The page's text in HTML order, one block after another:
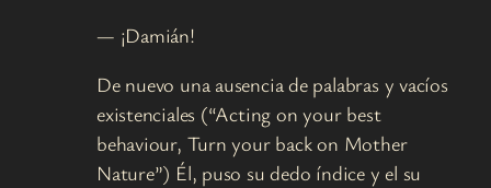
— ¡Damián!
De nuevo una ausencia de palabras y vacíos
existenciales (“Acting on your best
behaviour, Turn your back on Mother
Nature”) Él, puso su dedo índice y el su